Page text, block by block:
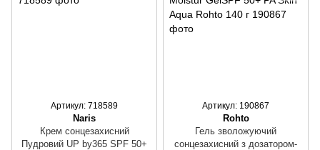
Артикул: 718589
Naris
Крем сонцезахисний
Пудровий UP by365 SPF 50+
Артикул: 190867
Rohto
Гель зволожуючий
сонцезахисний з дозатором-